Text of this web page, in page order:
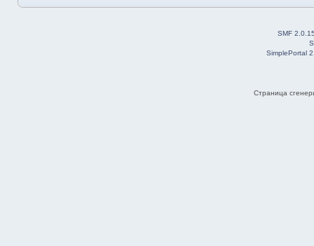
SMF
SimplePortal
Страница